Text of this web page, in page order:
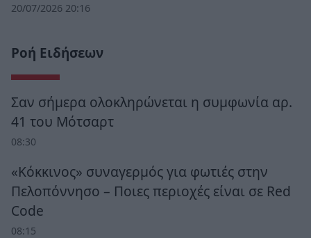
20/07/2026 20:16
Ροή Ειδήσεων
Σαν σήμερα ολοκληρώνεται η συμφωνία αρ.
41 του Μότσαρτ
08:30
«Κόκκινος» συναγερμός για φωτιές στην
Πελοπόννησο – Ποιες περιοχές είναι σε Red
Code
08:15